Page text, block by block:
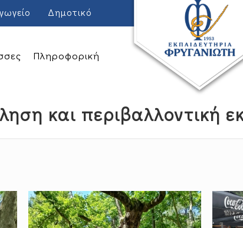
Δημοτικό
Πληροφορική
και περιβαλλοντική